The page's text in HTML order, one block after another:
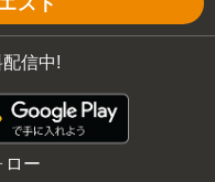
信中!
ロー